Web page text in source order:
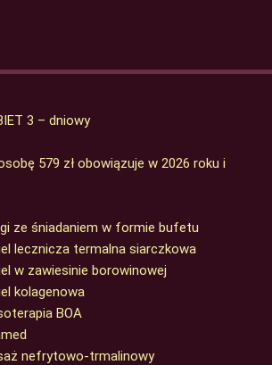
3 – dniowy
579 zł obowiązuje w 2026 roku i
ze śniadaniem w formie bufetu
lecznicza termalna siarczkowa
w zawiesinie borowinowej
kolagenowa
BOA
nefrytowo-trmalinowy